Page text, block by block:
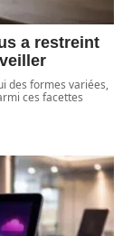
a restreint
des formes variées,
ces facettes